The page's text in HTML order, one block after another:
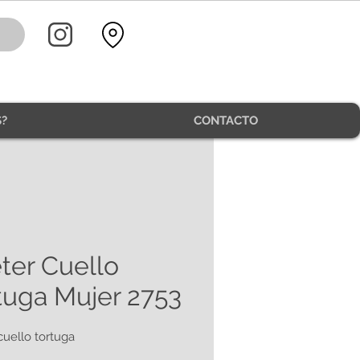
CONTACTO
Cuello
Mujer 2753
tortuga